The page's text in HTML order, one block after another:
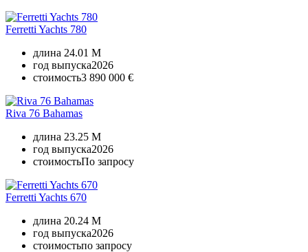
Ferretti Yachts 780
длина 24.01 M
год выпуска2026
стоимость3 890 000 €
Riva 76 Bahamas
длина 23.25 M
год выпуска2026
стоимостьПо запросу
Ferretti Yachts 670
длина 20.24 M
год выпуска2026
стоимостьпо запросу